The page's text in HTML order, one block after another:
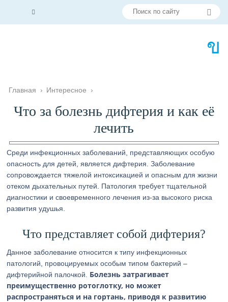
Главная › Интересное ›
Что за болезнь дифтерия и как её
лечить
Среди инфекционных заболеваний, представляющих особую
опасность для детей, является дифтерия. Заболевание
сопровождается тяжелой интоксикацией и опасным для жизни
отеком дыхательных путей. Патология требует тщательной
диагностики и своевременного лечения из-за высокого риска
развития удушья.
Что представляет собой дифтерия?
Данное заболевание относится к типу инфекционных
патологий, провоцируемых особым типом бактерий –
дифтерийной палочкой. Болезнь затрагивает
преимущественно ротоглотку, но может
распространяться и на гортань, приводя к развитию